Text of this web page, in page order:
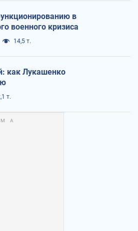
в
военного кризиса
14,5 т.
как Лукашенко
т.